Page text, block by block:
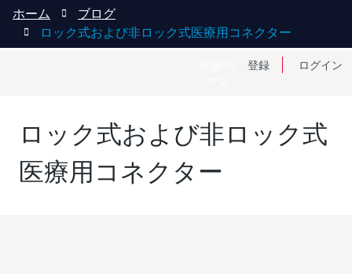
登録 ログイン
ホーム
ブログ
ロック式および非ロック式医療用コネクター
ロック式および非ロック式
医療用コネクター